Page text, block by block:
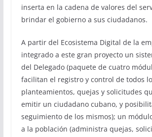
inserta en la cadena de valores del
brindar el gobierno a sus ciudadanos.
A partir del Ecosistema Digital de la
integrado a este gran proyecto un
del Delegado (paquete de cuatro
facilitan el registro y control de todos
planteamientos, quejas y solicitudes
emitir un ciudadano cubano, y
seguimiento de los mismos); un
a la población (administra quejas,